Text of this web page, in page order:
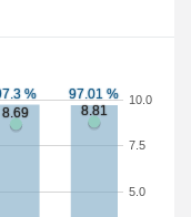
5.0
7.5
10.0